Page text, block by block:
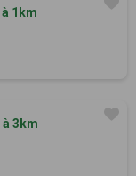
à 1km
à 3km